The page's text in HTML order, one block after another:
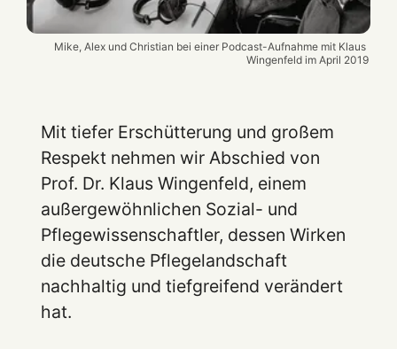
Mike, Alex und Christian bei einer Podcast-Aufnahme mit Klaus
Wingenfeld im April 2019
Mit tiefer Erschütterung und großem
Respekt nehmen wir Abschied von
Prof. Dr. Klaus Wingenfeld, einem
außergewöhnlichen Sozial- und
Pflegewissenschaftler, dessen Wirken
die deutsche Pflegelandschaft
nachhaltig und tiefgreifend verändert
hat.